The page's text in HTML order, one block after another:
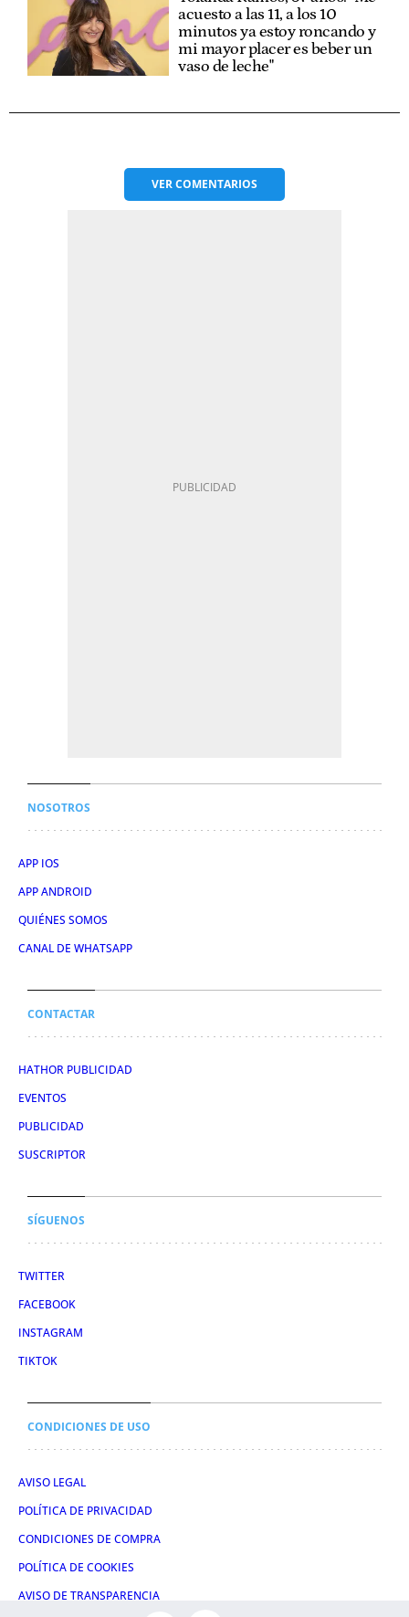
acuesto a las 11, a los 10
minutos ya estoy roncando y
mi mayor placer es beber un
vaso de leche"
VERCOMENTARIOS
NOSOTROS
APP IOS
APP ANDROID
QUIÉNES SOMOS
CANAL DE WHATSAPP
CONTACTAR
HATHOR PUBLICIDAD
EVENTOS
PUBLICIDAD
SUSCRIPTOR
SÍGUENOS
TWITTER
FACEBOOK
INSTAGRAM
TIKTOK
CONDICIONES DE USO
AVISO LEGAL
POLÍTICA DE PRIVACIDAD
CONDICIONES DE COMPRA
POLÍTICA DE COOKIES
AVISO DE TRANSPARENCIA